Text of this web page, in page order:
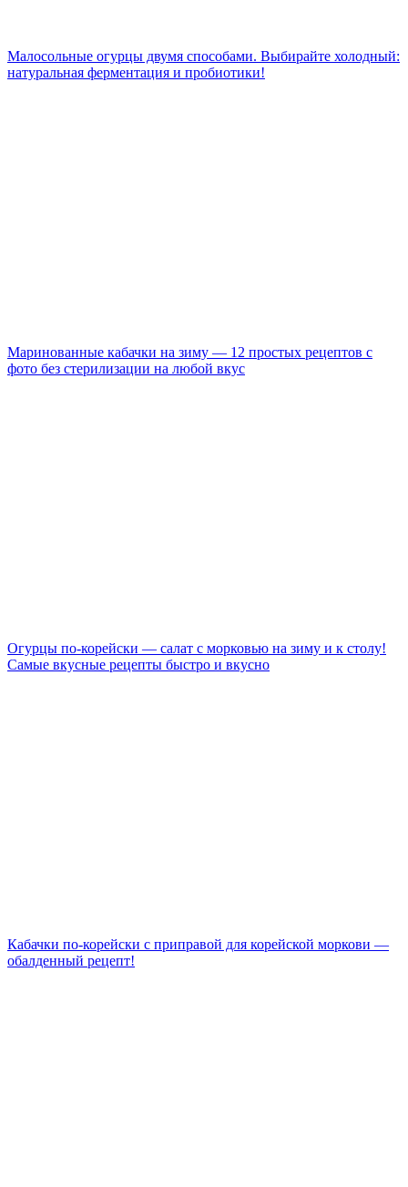
Малосольные огурцы двумя способами. Выбирайте холодный:
натуральная ферментация и пробиотики!
Маринованные кабачки на зиму — 12 простых рецептов с
фото без стерилизации на любой вкус
Огурцы по-корейски — салат с морковью на зиму и к столу!
Самые вкусные рецепты быстро и вкусно
Кабачки по-корейски с приправой для корейской моркови —
обалденный рецепт!